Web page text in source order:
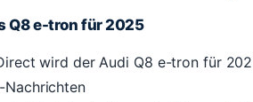
Q8 e-tron für 2025
wird der Audi Q8 e-tron für